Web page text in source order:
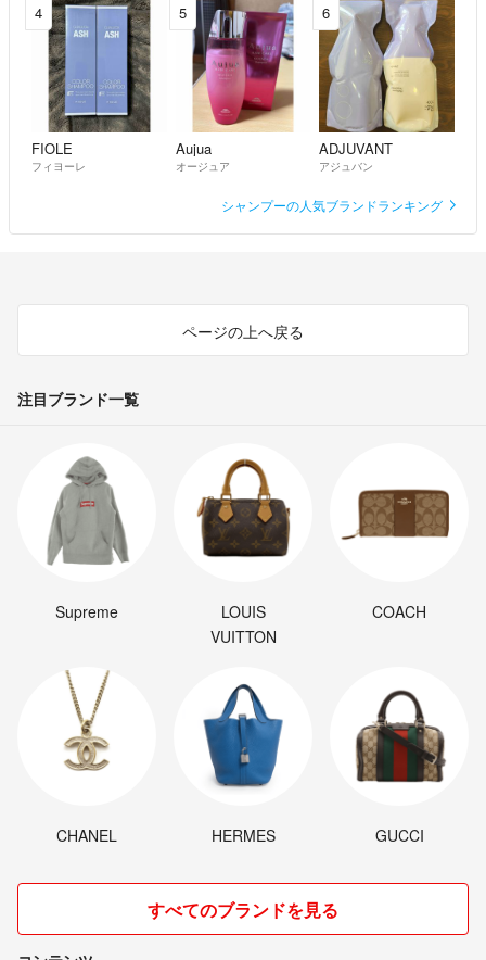
4
FIOLE
フィヨーレ
5
Aujua
オージュア
6
ADJUVANT
アジュバン
シャンプーの人気ブランドランキング
ページの上へ戻る
注目ブランド一覧
Supreme
LOUIS
VUITTON
COACH
CHANEL HERMES GUCCI
すべてのブランドを見る